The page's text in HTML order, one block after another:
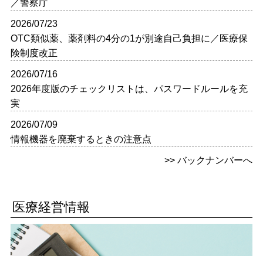
／警察庁
2026/07/23
OTC類似薬、薬剤料の4分の1が別途自己負担に／医療保
険制度改正
2026/07/16
2026年度版のチェックリストは、パスワードルールを充
実
2026/07/09
情報機器を廃棄するときの注意点
>> バックナンバーへ
医療経営情報